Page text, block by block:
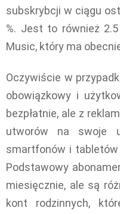
subskrybcji w ciągu
%. Jest to również
Music, który ma
Oczywiście w
obowiązkowy i
bezpłatnie, ale z
utworów na swoje
smartfonów i tabletów
Podstawowy
miesięcznie, ale są
kont rodzinnych,